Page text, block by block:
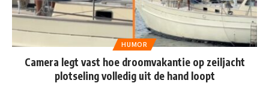
HUMOR
Camera legt vast hoe droomvakantie op zeiljacht
plotseling volledig uit de hand loopt